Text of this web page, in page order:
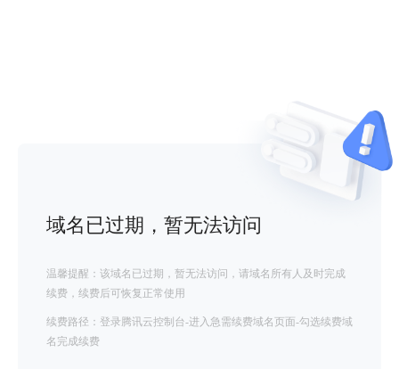
域名已过期，暂无法访问
温馨提醒：该域名已过期，暂无法访问，请域名所有人及时完成
续费，续费后可恢复正常使用
续费路径：登录腾讯云控制台-进入急需续费域名页面-勾选续费域
名完成续费